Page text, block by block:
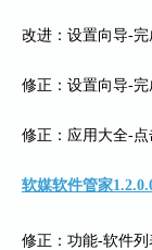
改进：设置向导-完
修正：设置向导-
修正：应用大全-
软媒软件管家
修正：功能-软件